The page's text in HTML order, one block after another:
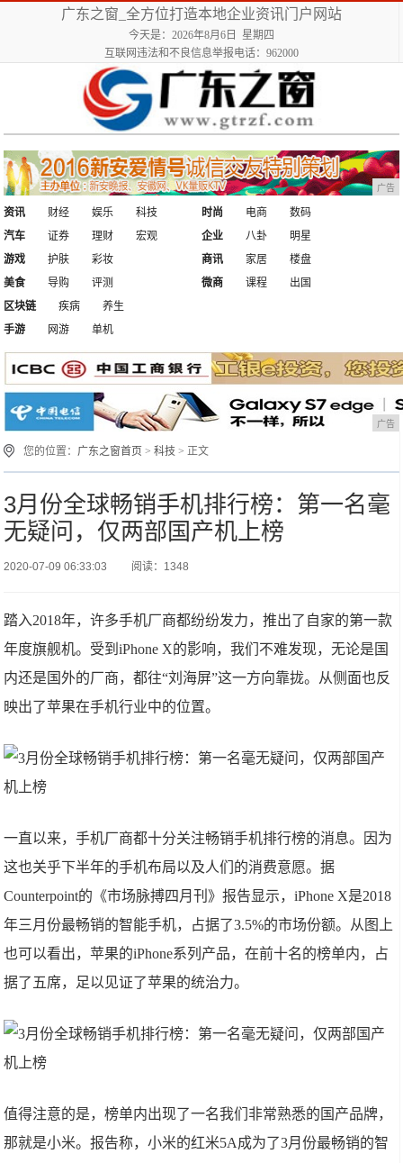
广东之窗_全方位打造本地企业资讯门户网站
今天是：2026年8月6日 星期四
互联网违法和不良信息举报电话：962000
广告
资讯 财经 娱乐
科技
汽车
证券 理财 宏观
时尚 电商
数码
企业
八卦
明星
游戏
护肤
彩妆
美食
导购 评测
商讯 家居
楼盘
微商
课程
出国
区块链
疾病
养生
手游
网游 单机
广告
您的位置： 广东之窗首页 >科技 > 正文
3月份全球畅销手机排行榜：第一名毫
无疑问，仅两部国产机上榜
2020-07-09 06:33:03 阅读：1348
踏入2018年，许多手机厂商都纷纷发力，推出了自家的第一款
年度旗舰机。受到iPhone X的影响，我们不难发现，无论是国
内还是国外的厂商，都往“刘海屏”这一方向靠拢。从侧面也反
映出了苹果在手机行业中的位置。
一直以来，手机厂商都十分关注畅销手机排行榜的消息。因为
这也关乎下半年的手机布局以及人们的消费意愿。据
Counterpoint的《市场脉搏四月刊》报告显示，iPhone X是2018
年三月份最畅销的智能手机，占据了3.5%的市场份额。从图上
也可以看出，苹果的iPhone系列产品，在前十名的榜单内，占
据了五席，足以见证了苹果的统治力。
值得注意的是，榜单内出现了一名我们非常熟悉的国产品牌，
那就是小米。报告称，小米的红米5A成为了3月份最畅销的智